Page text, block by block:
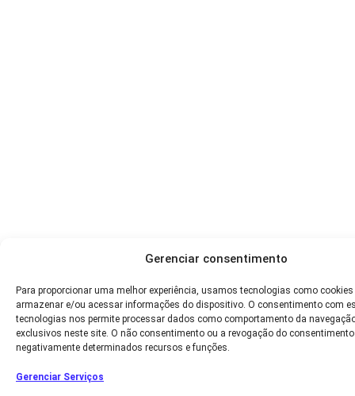
Gerenciar consentimento
Para proporcionar uma melhor experiência, usamos tecnologias como cookies
armazenar e/ou acessar informações do dispositivo. O consentimento com
tecnologias nos permite processar dados como comportamento da
exclusivos neste site. O não consentimento ou a revogação do
negativamente determinados recursos e funções.
Gerenciar Serviços